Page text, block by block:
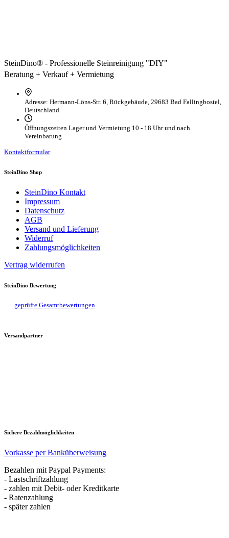
SteinDino® - Professionelle Steinreinigung "DIY"
Beratung + Verkauf + Vermietung
Adresse: Hermann-Löns-Str. 6, Rückgebäude, 29683 Bad Fallingbostel,
Deutschland
Öffnungszeiten Lager und Vermietung 10 - 18 Uhr und nach
Vereinbarung
Kontaktformular
SteinDino Shop
SteinDino Kontakt
Impressum
Datenschutz
AGB
Versand und Lieferung
Widerruf
Zahlungsmöglichkeiten
Vertrag widerrufen
SteinDino Bewertung
geprüfte Gesamtbewertungen
Versandpartner
Sichere Bezahlmöglichkeiten
Vorkasse per Banküberweisung
Bezahlen mit Paypal Payments:
- Lastschriftzahlung
- zahlen mit Debit- oder Kreditkarte
- Ratenzahlung
- später zahlen